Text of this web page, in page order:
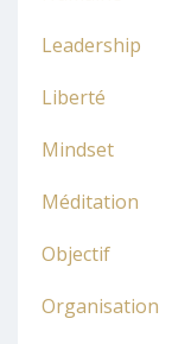
Leadership
Liberté
Mindset
Méditation
Objectif
Organisation